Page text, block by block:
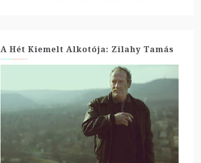
A Hét Kiemelt Alkotója: Zilahy Tamás